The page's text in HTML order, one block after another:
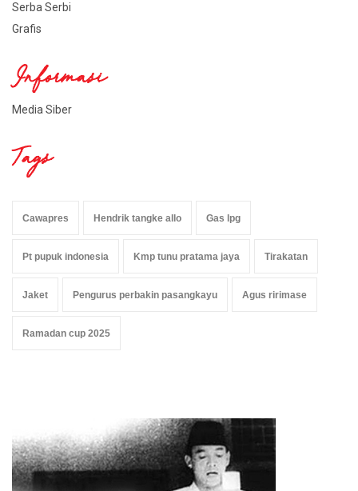
Serba Serbi
Grafis
Informasi
Media Siber
Tags
Cawapres Hendrik tangke allo Gas lpg
Pt pupuk indonesia Kmp tunu pratama jaya Tirakatan
Jaket Pengurus perbakin pasangkayu Agus ririmase
Ramadan cup 2025